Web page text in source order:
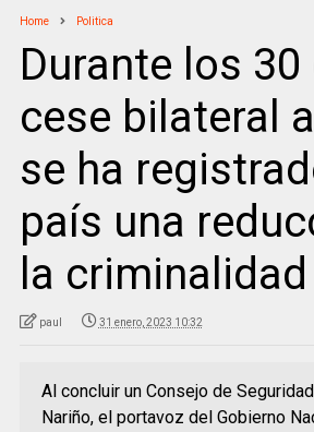
Home Politica
Durante los
cese bilateral
se ha
país una
la criminalidad
paul 31 enero, 2023 10:32
Al concluir un Consejo de
Nariño, el portavoz del Gobierno